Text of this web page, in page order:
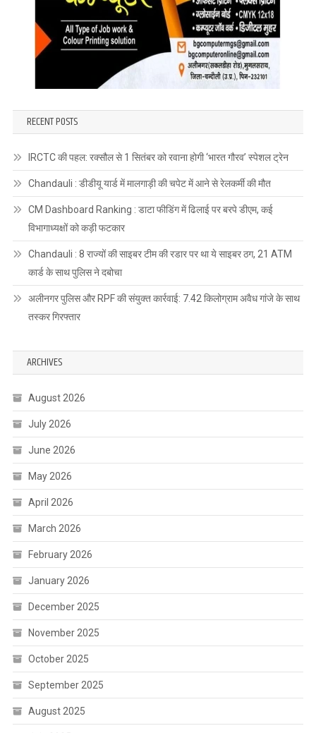
RECENT POSTS
IRCTC की पहल: रक्सौल से 1 सितंबर को रवाना होगी ‘भारत गौरव’ स्पेशल ट्रेन
Chandauli : डीडीयू यार्ड में मालगाड़ी की चपेट में आने से रेलकर्मी की मौत
CM Dashboard Ranking : डाटा फीडिंग में ढिलाई पर बरपे डीएम, कई
विभागाध्यक्षों को कड़ी फटकार
Chandauli : 8 राज्यों की साइबर टीम की रडार पर था ये साइबर ठग, 21 ATM
कार्ड के साथ पुलिस ने दबोचा
अलीनगर पुलिस और RPF की संयुक्त कार्रवाई: 7.42 किलोग्राम अवैध गांजे के साथ
तस्कर गिरफ्तार
ARCHIVES
August 2026
July 2026
June 2026
May 2026
April 2026
March 2026
February 2026
January 2026
December 2025
November 2025
October 2025
September 2025
August 2025